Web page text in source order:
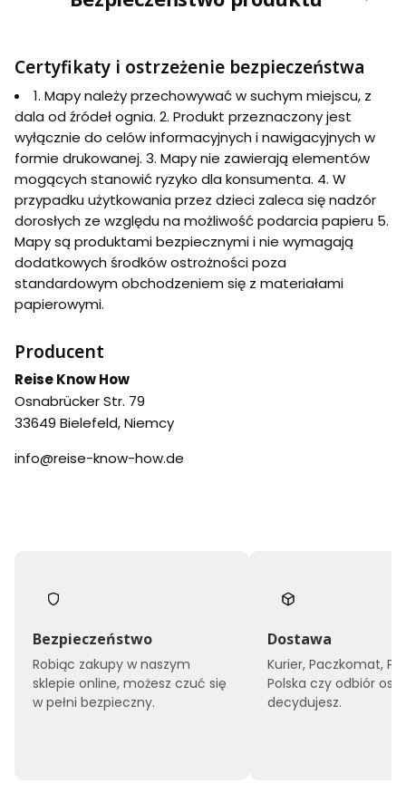
ExpressMap
Certyfikaty i ostrzeżenie bezpieczeństwa
1. Mapy należy przechowywać w suchym miejscu, z
dala od źródeł ognia. 2. Produkt przeznaczony jest
wyłącznie do celów informacyjnych i nawigacyjnych w
formie drukowanej. 3. Mapy nie zawierają elementów
mogących stanowić ryzyko dla konsumenta. 4. W
przypadku użytkowania przez dzieci zaleca się nadzór
dorosłych ze względu na możliwość podarcia papieru 5.
Mapy są produktami bezpiecznymi i nie wymagają
dodatkowych środków ostrożności poza
standardowym obchodzeniem się z materiałami
papierowymi.
Producent
Reise Know How
Osnabrücker Str. 79
33649 Bielefeld, Niemcy
info@reise-know-how.de
Bezpieczeństwo
Robiąc zakupy w naszym
sklepie online, możesz czuć się
w pełni bezpieczny.
Dostawa
Kurier, Paczkomat,
Polska czy odbiór
decydujesz.